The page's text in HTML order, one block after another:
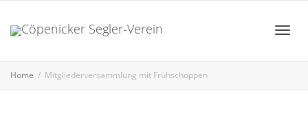
Home Mitgliederversammlung mit Frühschoppen